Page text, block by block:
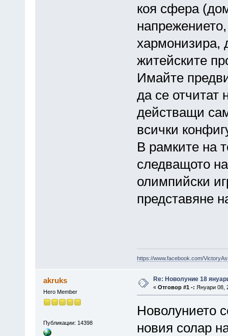
коя сфера
хармонизира,
житейските
Имайте
да се отчитат
действащи
всички
В рамките на
следващото
олимпийски
представяне
https://www.facebook.com/
akruks
Hero Member
Публикации: 14398
Re: Новолуние 18
« Отговор #1 -: Януари 08,
Новолунието
новия солар